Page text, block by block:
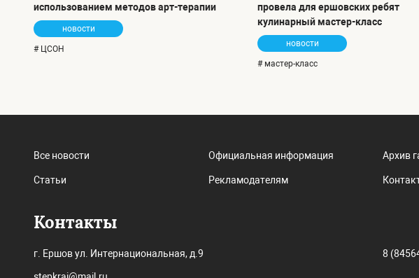
использованием методов арт-терапии
новости
# ЦСОН
провела для ершовских ребят
кулинарный мастер-класс
новости
# мастер-класс
Все новости
Статьи
Официальная информация
Рекламодателям
Архив
Контакты
г. Ершов ул. Интернациональная, д.9 8